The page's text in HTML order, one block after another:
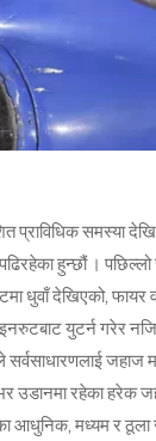
प्राविधिक
पढिरहेका हुन्छौं ।
धुवाँ देखिएको,
युटर्न गरेर
जहाज
रहेका हरेक
आधुनिक, मध्यम र